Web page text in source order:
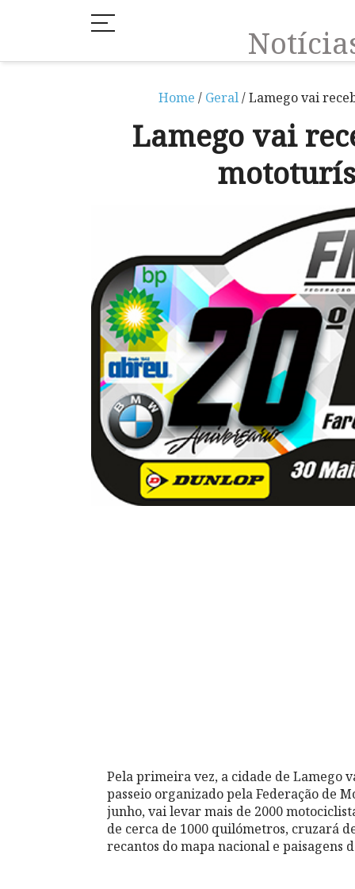
Home / Geral/ Lamego vai
Lamego vai
Pela primeira vez, a cidade de Lamego
passeio organizado pela Federação de
junho, vai levar mais de 2000
de cerca de 1000 quilómetros, cruzará
recantos do mapa nacional e paisagens